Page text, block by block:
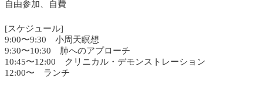
自由参加、自費
[スケジュール]
9:00〜9:30 小周天瞑想
9:30〜10:30 肺へのアプローチ
10:45〜12:00 クリニカル・デモンストレーション
12:00〜 ランチ